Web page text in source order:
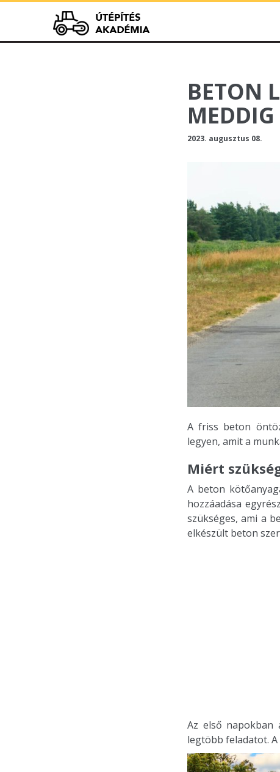
BETON
MEDDIG
2023. augusztus 08.
A friss beton
legyen, amit a
Miért
A beton
hozzáadása
szükséges, ami a
elkészült beton
Az első napokban
legtöbb feladatot.